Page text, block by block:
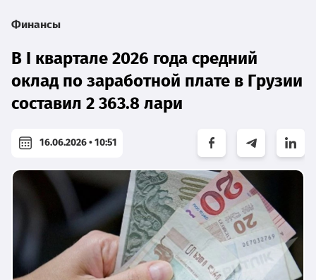
Финансы
В I квартале 2026 года средний
оклад по заработной плате в Грузии
составил 2 363.8 лари
16.06.2026 • 10:51